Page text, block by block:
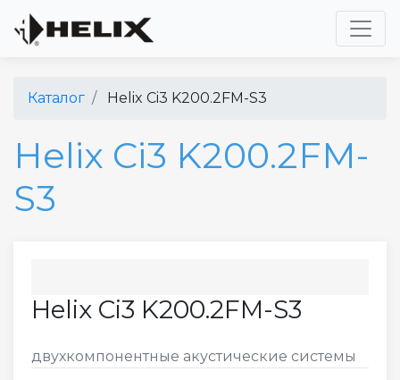
Каталог Helix Ci3 K200.2FM-S3
Helix Ci3 K200.2FM-
S3
Helix Ci3 K200.2FM-S3
двухкомпонентные акустические системы